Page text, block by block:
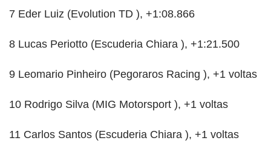
7 Eder Luiz (Evolution TD ), +1:08.866
8 Lucas Periotto (Escuderia Chiara ), +1:21.500
9 Leomario Pinheiro (Pegoraros Racing ), +1 voltas
10 Rodrigo Silva (MIG Motorsport ), +1 voltas
11 Carlos Santos (Escuderia Chiara ), +1 voltas